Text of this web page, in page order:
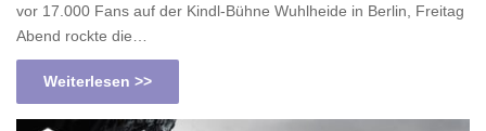
vor 17.000 Fans auf der Kindl-Bühne Wuhlheide in Berlin, Freitag
Abend rockte die…
Weiterlesen >>